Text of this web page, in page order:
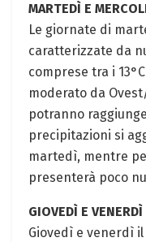
MARTEDÌ E
Le giornate di
caratterizzate da
comprese tra i
moderato da
potranno
precipitazioni si
martedì, mentre
presenterà poco
GIOVEDÌ E VENERDÌ
Giovedì e venerdì